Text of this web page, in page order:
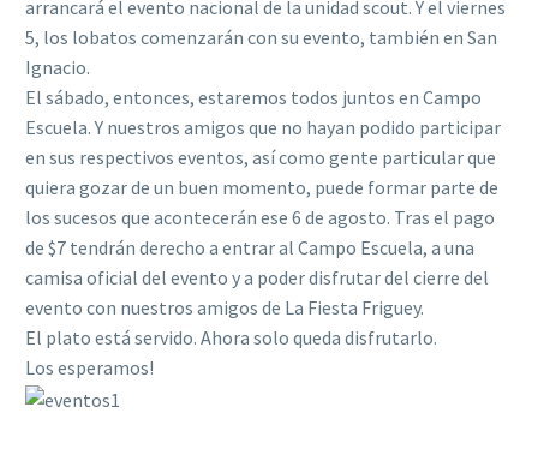
arrancará el evento nacional de la unidad scout. Y el viernes
5, los lobatos comenzarán con su evento, también en San
Ignacio.
El sábado, entonces, estaremos todos juntos en Campo
Escuela. Y nuestros amigos que no hayan podido participar
en sus respectivos eventos, así como gente particular que
quiera gozar de un buen momento, puede formar parte de
los sucesos que acontecerán ese 6 de agosto. Tras el pago
de $7 tendrán derecho a entrar al Campo Escuela, a una
camisa oficial del evento y a poder disfrutar del cierre del
evento con nuestros amigos de La Fiesta Friguey.
El plato está servido. Ahora solo queda disfrutarlo.
Los esperamos!